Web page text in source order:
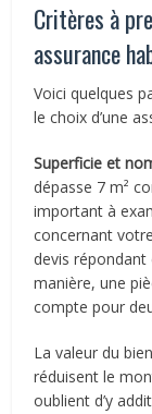
Critères à
assurance
Voici quelques
le choix d’une
Superficie et
dépasse 7 m²
important à
concernant
devis
manière, une
compte pour
La valeur du
réduisent le
oublient d’y